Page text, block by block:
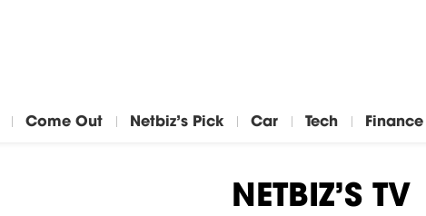
Come Out Netbiz's Pick Car Tech Finance
NETBIZ'S TV